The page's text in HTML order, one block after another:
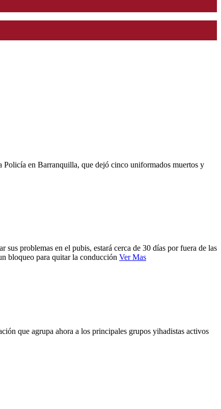
en Barranquilla, que dejó cinco uniformados muertos y
problemas en el pubis, estará cerca de 30 días por fuera de las
bloqueo para quitar la conducción Ver Mas
que agrupa ahora a los principales grupos yihadistas activos